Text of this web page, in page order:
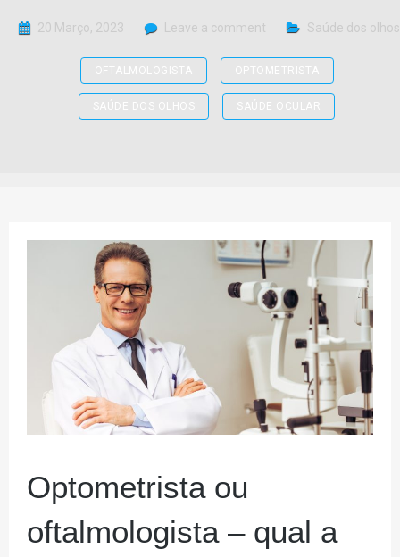
20 Março, 2023 Leave a comment Saúde dos olhos
OFTALMOLOGISTA OPTOMETRISTA
SAÚDE DOS OLHOS SAÚDE OCULAR
Optometrista ou
oftalmologista – qual a